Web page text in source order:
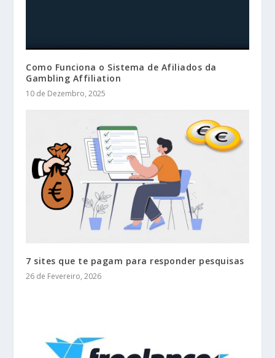
Como Funciona o Sistema de Afiliados da
Gambling Affiliation
10 de Dezembro, 2025
7 sites que te pagam para responder pesquisas
26 de Fevereiro, 2026